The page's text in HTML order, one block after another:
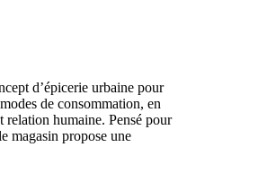
d’épicerie urbaine pour
de consommation, en
relation humaine. Pensé pour
magasin propose une